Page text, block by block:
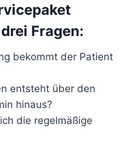
Fragen:
bekommt der Patient
entsteht über den
hinaus?
die regelmäßige